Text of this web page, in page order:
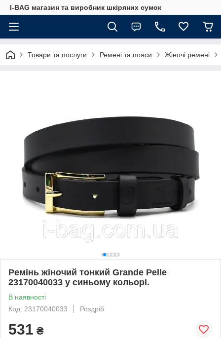
I-BAG магазин та виробник шкіряних сумок
Товари та послуги Ремені та пояси Жіночі ремені
Ремінь жіночий тонкий Grande Pelle
23170040033 у синьому кольорі.
В наявності
Код: 23170040033
Роздріб
531 ₴